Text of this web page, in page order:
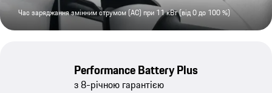
Час заряджання змінним струмом (AC) при 11 кВт (від 0 до 100 %)
Performance Battery Plus
з 8-річною гарантією